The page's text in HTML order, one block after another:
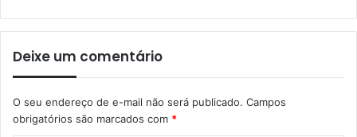
Deixe um comentário
O seu endereço de e-mail não será publicado. Campos
obrigatórios são marcados com *